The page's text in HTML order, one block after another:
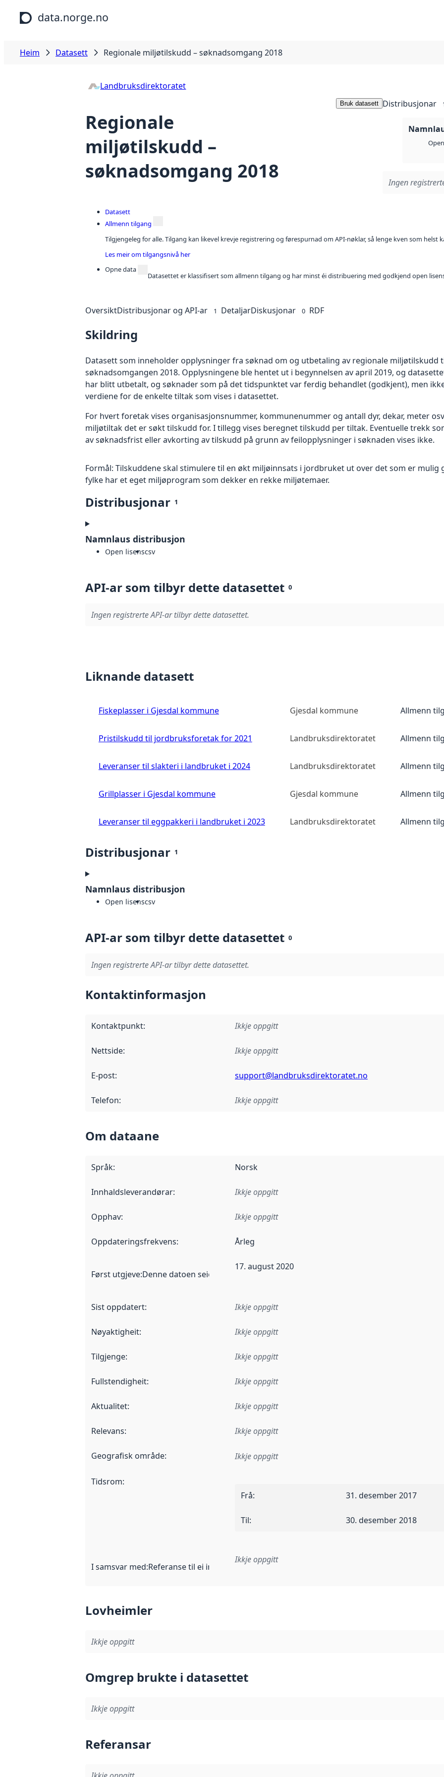
Hopp til hovudinnhald
data.norge.no
Heim Datasett Regionale miljøtilskudd – søknadsomgang 2018
Landbruksdirektoratet
Regionale
miljøtilskudd –
søknadsomgang 2018
Bruk datasett Distribusjonar
Ingen
Datasett
Allmenn tilgang
Tilgjengeleg for alle. Tilgang kan likevel krevje registrering og førespurnad om API-nøklar, så lenge kven som helst
Les meir om tilgangsnivå her
Opne data
Datasettet er klassifisert som allmenn tilgang og har minst éi distribuering med godkjend open
OversiktDistribusjonar og API-ar 1 DetaljarDiskusjonar 0 RDF
Skildring
Datasett som inneholder opplysninger fra søknad om og utbetaling av regionale miljøtilskudd
søknadsomgangen 2018. Opplysningene ble hentet ut i begynnelsen av april 2019, og
har blitt utbetalt, og søknader som på det tidspunktet var ferdig behandlet (godkjent), men
verdiene for de enkelte tiltak som vises i datasettet.
For hvert foretak vises organisasjonsnummer, kommunenummer og antall dyr, dekar, meter
miljøtiltak det er søkt tilskudd for. I tillegg vises beregnet tilskudd per tiltak. Eventuelle trekk
av søknadsfrist eller avkorting av tilskudd på grunn av feilopplysninger i søknaden vises ikke.
Formål: Tilskuddene skal stimulere til en økt miljøinnsats i jordbruket ut over det som er mulig
fylke har et eget miljøprogram som dekker en rekke miljøtemaer.
Distribusjonar 1
Namnlaus distribusjon
Open lisenscsv
API-ar som tilbyr dette datasettet 0
Ingen registrerte API-ar tilbyr dette datasettet.
Liknande datasett
Fiskeplasser i Gjesdal kommune Gjesdal kommune Allmenn
Pristilskudd til jordbruksforetak for 2021 Landbruksdirektoratet Allmenn
Leveranser til slakteri i landbruket i 2024 Landbruksdirektoratet Allmenn
Grillplasser i Gjesdal kommune Gjesdal kommune Allmenn
Leveranser til eggpakkeri i landbruket i 2023 Landbruksdirektoratet Allmenn
Distribusjonar 1
Namnlaus distribusjon
Open lisenscsv
API-ar som tilbyr dette datasettet 0
Ingen registrerte API-ar tilbyr dette datasettet.
Kontaktinformasjon
Kontaktpunkt: Ikkje oppgitt
Nettside: Ikkje oppgitt
E-post: support@landbruksdirektoratet.no
Telefon: Ikkje oppgitt
Om dataane
Språk: Norsk
Innhaldsleverandørar: Ikkje oppgitt
Opphav: Ikkje oppgitt
Oppdateringsfrekvens: Årleg
Først utgjeve:Denne datoen seier når dataa i dette datasettet først blei utgitt. Det kan ha
17. august 2020
Sist oppdatert: Ikkje oppgitt
Nøyaktigheit: Ikkje oppgitt
Tilgjenge: Ikkje oppgitt
Fullstendigheit: Ikkje oppgitt
Aktualitet: Ikkje oppgitt
Relevans: Ikkje oppgitt
Geografisk område: Ikkje oppgitt
Tidsrom:
Frå: 31. desember 2017
Til: 30. desember 2018
I samsvar med:Referanse til ei implementeringsregel eller anna spesifikasjon som ligg til
Ikkje oppgitt
Lovheimler
Ikkje oppgitt
Omgrep brukte i datasettet
Ikkje oppgitt
Referansar